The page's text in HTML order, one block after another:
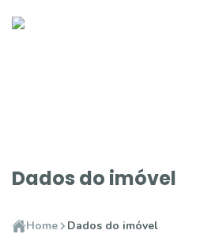
Dados do imóvel
Home Dados do imóvel